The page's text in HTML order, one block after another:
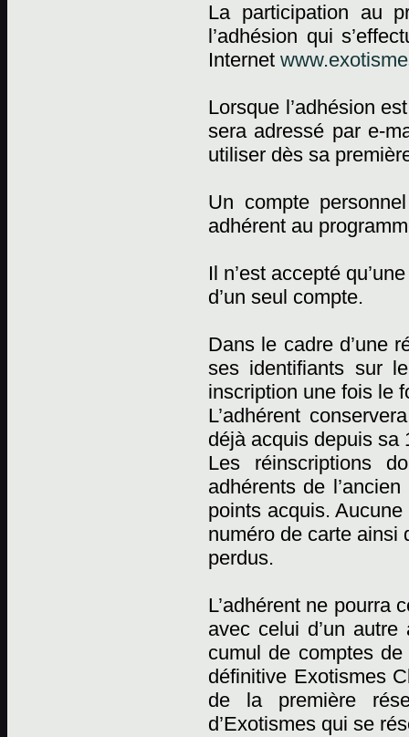
La participation au
l’adhésion qui
Internet
Lorsque l’adhésion
sera adressé par e-
utiliser dès sa
Un compte
adhérent au
Il n’est accepté
d’un seul compte.
Dans le cadre d’une
ses identifiants sur
inscription une fois le
L’adhérent
déjà acquis depuis sa
Les réinscriptions
adhérents de
points acquis.
numéro de carte ainsi
perdus.
L’adhérent ne pourra
avec celui d’un
cumul de comptes
définitive Exotismes
de la première
d’Exotismes qui se